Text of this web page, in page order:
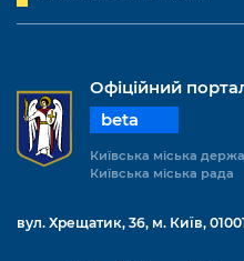
Офіційний
beta
Київська міська
Київська міська рада
вул. Хрещатик, 36, м. Київ,